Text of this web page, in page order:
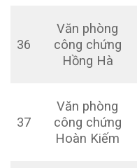
36
Văn phòng
công chứng
Hồng Hà
37
Văn phòng
công chứng
Hoàn Kiếm